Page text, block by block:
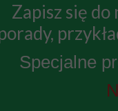
Zapisz się
Specjalne
ale czy
firmy
grupy i
ofertę?